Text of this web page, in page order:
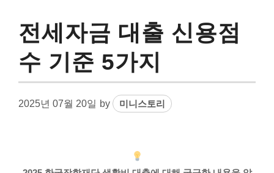
전세자금 대출 신용점
수 기준 5가지
2025년 07월 20일 by 미니스토리